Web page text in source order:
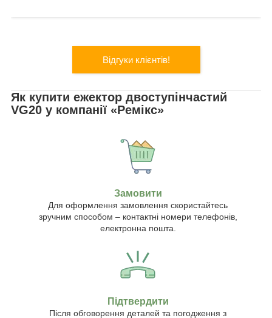
Відгуки клієнтів!
Як купити ежектор двоступінчастий
VG20 у компанії «Ремікс»
Замовити
Для оформлення замовлення скористайтесь
зручним способом – контактні номери телефонів,
електронна пошта.
Підтвердити
Після обговорення деталей та погодження з